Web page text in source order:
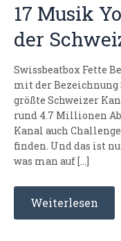
17 Musik
der
Swissbeatbox Fette
mit der Bezeichnung
größte Schweizer
rund 4.7 Millionen
Kanal auch
finden. Und das ist
was man auf […]
Weiterlesen